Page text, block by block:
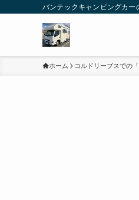
バンテックキャンピングカー
ホーム コルドリーブスでの「